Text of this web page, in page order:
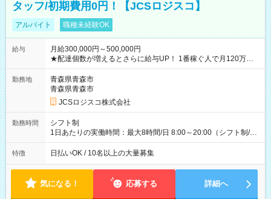
タッフ/初期費用0円！【JCSロジスコ】
アルバイト 職種未経験OK
給与
月給300,000円～500,000円
★配達個数が増えるとさらに給与UP！ 1番稼ぐ人で月120万ほ
ど！ ・主要都市エリア 月収55万円／週5日稼働 月収65万~112
万円／週6日稼働 ・地方郊外エリア 月収40万円／週5日稼働 月
収40万円~50万円／週6日稼働 ＜モデルイメージ＞ ■月収50万
円 (27歳男性/江東区在住)※元建築関係 1日150個配達×25日勤務
(日休み) ■月収80万円(43歳男性/墨田区在住)※元営業 1日200個
勤務地
青森県青森市
青森県青森市
JCSロジスコ株式会社
勤務時間
シフト制
1日あたりの実働時間：最大8時間/日 8:00～20:00（シフト制/実
働8時間） ※週5日勤務（場所次第では週4も有り） ※配達状況
によって時間外での勤務可能性有り ※案件により多少の前後あ
特徴 日払いOK / 10名以上の大量募集
気になる！ 応募する 詳細へ